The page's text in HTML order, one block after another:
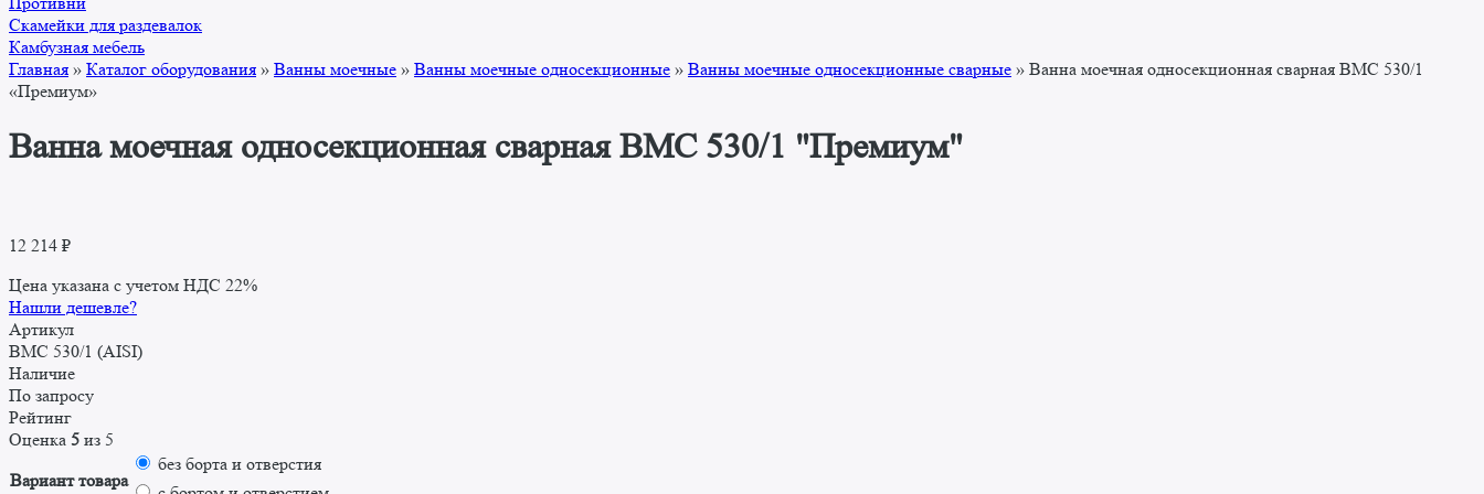
Скамейки для раздевалок
Камбузная мебель
Главная » Каталог оборудования » Ванны моечные » Ванны моечные односекционные » Ванны моечные односекционные сварные » Ванна моечная односекционная сварная ВМС 530/1
«Премиум»
Ванна моечная односекционная сварная ВМС 530/1 "Премиум"
12 214 ₽
Цена указана с учетом НДС 22%
Нашли дешевле?
Артикул
ВМС 530/1 (AISI)
Наличие
По запросу
Рейтинг
Оценка 5 из 5
Вариант товара
без борта и отверстия